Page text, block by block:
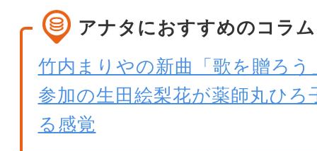
アナタにおすすめのコラム
竹内まりやの新曲「歌を贈ろう
参加の生田絵梨花が薬師丸ひろ
る感覚